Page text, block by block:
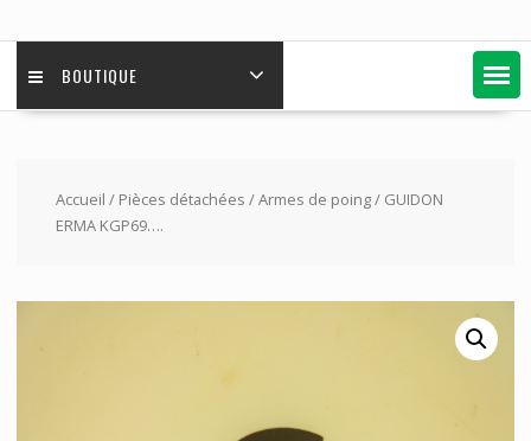
BOUTIQUE
Accueil / Pièces détachées /Armes de poing/ GUIDON
ERMA KGP69….